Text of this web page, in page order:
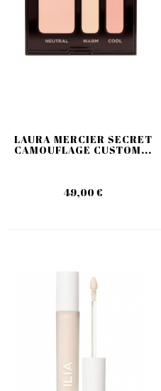
LAURA MERCIER SECRET
CAMOUFLAGE CUSTOM...
49,00 €